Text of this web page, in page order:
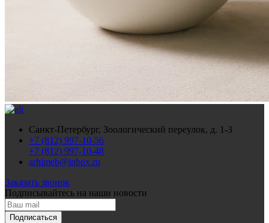
Санкт-Петербург, Зоологический переулок, д. 1-3
+7 (812) 997-10-56
+7 (812) 997-10-48
arhimeb@inbox.ru
Заказать звонок
Подписывайтесь на наши новости